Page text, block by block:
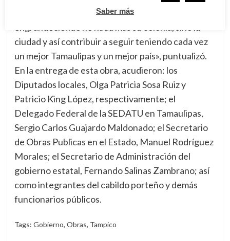
cotidiano dan lo mejor que tienen por seguir
engrandeciendo no nada más su colonia, sino la
ciudad y así contribuir a seguir teniendo cada vez
un mejor Tamaulipas y un mejor país», puntualizó.
En la entrega de esta obra, acudieron: los
Diputados locales, Olga Patricia Sosa Ruiz y
Patricio King López, respectivamente; el
Delegado Federal de la SEDATU en Tamaulipas,
Sergio Carlos Guajardo Maldonado; el Secretario
de Obras Publicas en el Estado, Manuel Rodríguez
Morales; el Secretario de Administración del
gobierno estatal, Fernando Salinas Zambrano; así
como integrantes del cabildo porteño y demás
funcionarios públicos.
Tags: Gobierno, Obras, Tampico
Saber más